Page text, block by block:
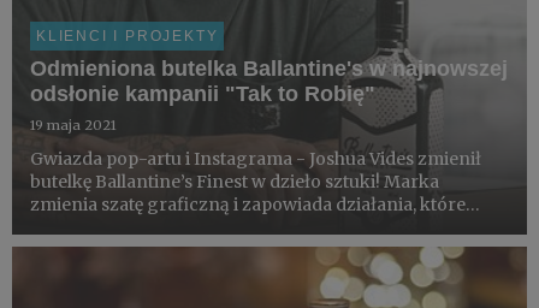
KLIENCI I PROJEKTY
Odmieniona butelka Ballantine's w najnowszej
odsłonie kampanii "Tak to Robię"
19 maja 2021
Gwiazda pop-artu i Instagrama - Joshua Vides zmienił
butelkę Ballantine’s Finest w dzieło sztuki! Marka
zmienia szatę graficzną i zapowiada działania, które
kameralnych imprez, jak i wielbicielom zaskakujących